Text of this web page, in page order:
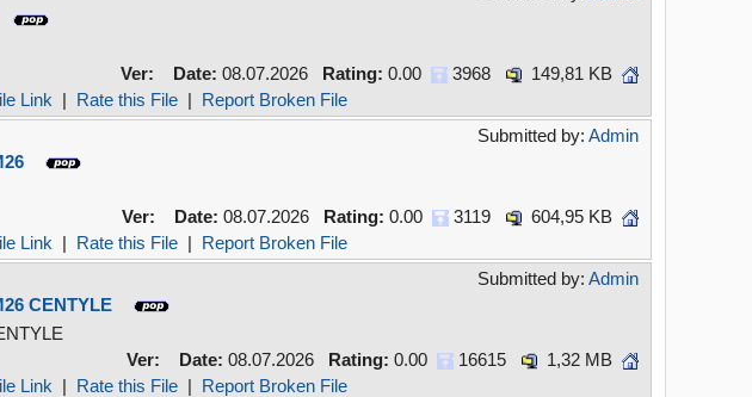
Ver:
Date: 08.07.2026 Rating: 0.00 3968
149,81 KB
Link | Rate this File | Report Broken File
Submitted by: Admin
Ver:
Date: 08.07.2026 Rating: 0.00 3119
604,95 KB
Link | Rate this File | Report Broken File
Submitted by: Admin
CENTYLE
Ver:
Date: 08.07.2026 Rating: 0.00 16615
1,32 MB
Link | Rate this File | Report Broken File